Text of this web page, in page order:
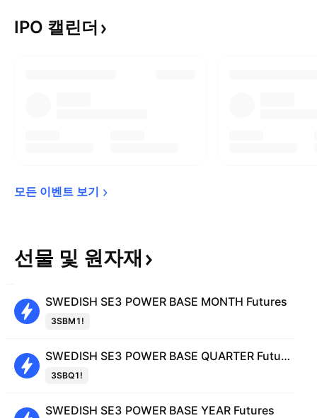
IPO 캘린더
모든 이벤트 보기
선물 및 원자재
SWEDISH SE3 POWER BASE MONTH Futures
3SBM1!
SWEDISH SE3 POWER BASE QUARTER Futures
3SBQ1!
SWEDISH SE3 POWER BASE YEAR Futures